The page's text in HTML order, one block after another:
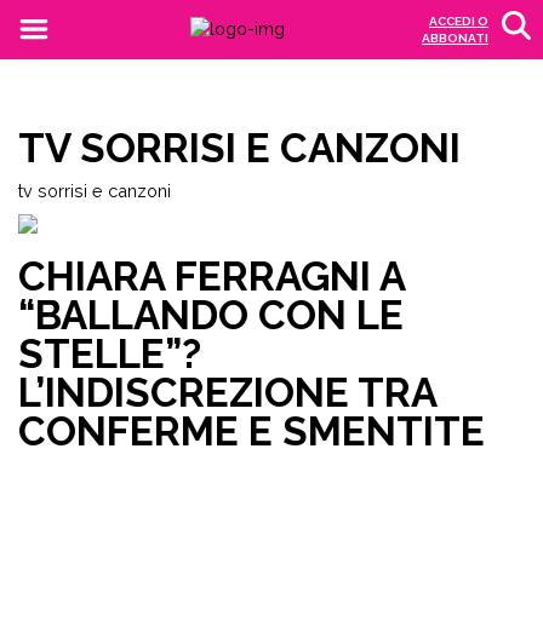
ACCEDI O
ABBONATI
TV SORRISI E CANZONI
tv sorrisi e canzoni
CHIARA FERRAGNI A
“BALLANDO CON LE
STELLE”?
L’INDISCREZIONE TRA
CONFERME E SMENTITE